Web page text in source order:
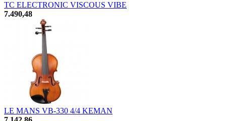
TC ELECTRONIC VISCOUS VIBE
7.490,48
LE MANS VB-330 4/4 KEMAN